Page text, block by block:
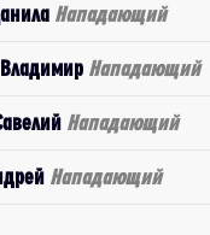
Нападающий
Нападающий
Нападающий
Нападающий